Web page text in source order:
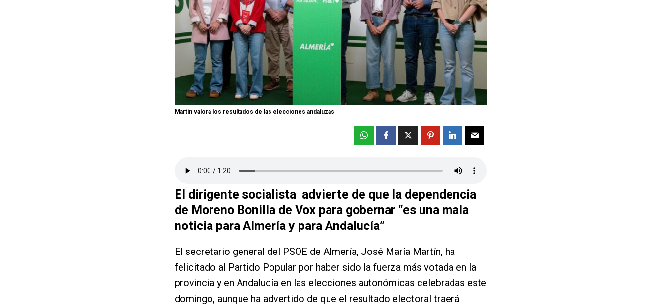
Martín valora los resultados de las elecciones andaluzas
El dirigente socialista advierte de que la dependencia
de Moreno Bonilla de Vox para gobernar “es una mala
noticia para Almería y para Andalucía”
El secretario general del PSOE de Almería, José María Martín, ha
felicitado al Partido Popular por haber sido la fuerza más votada en la
provincia y en Andalucía en las elecciones autonómicas celebradas este
domingo, aunque ha advertido de que el resultado electoral traerá